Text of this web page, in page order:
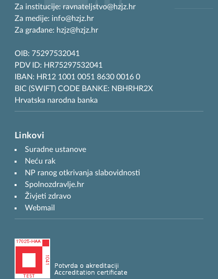
Za institucije: ravnateljstvo@hzjz.hr
Za medije: info@hzjz.hr
Za građane: hzjz@hzjz.hr
OIB: 75297532041
PDV ID: HR75297532041
IBAN: HR12 1001 0051 8630 0016 0
BIC (SWIFT) CODE BANKE: NBHRHR2X
Hrvatska narodna banka
Linkovi
Suradne ustanove
Neću rak
NP ranog otkrivanja slabovidnosti
Spolnozdravlje.hr
Živjeti zdravo
Webmail